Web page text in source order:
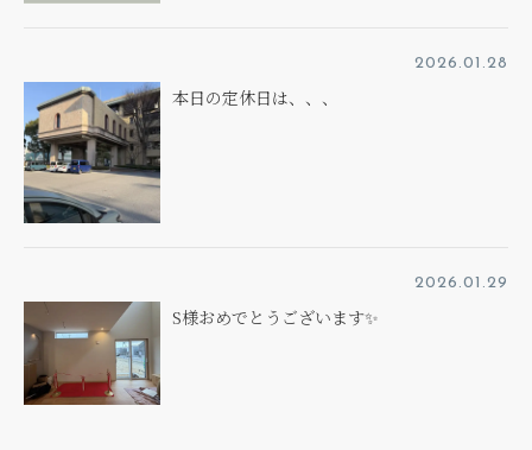
2026.01.28
本日の定休日は、、、
2026.01.29
S様おめでとうございます✨